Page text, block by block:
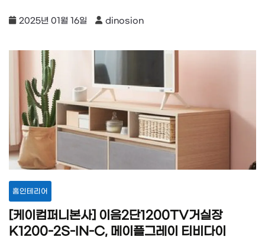
2025년 01월 16일 dinosion
홈인테리어
[케이컴퍼니본사] 이음2단1200TV거실장
K1200-2S-IN-C, 메이플그레이 티비다이